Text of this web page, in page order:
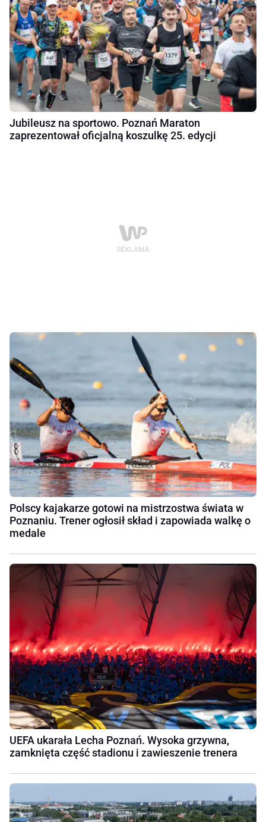
Jubileusz na sportowo. Poznań Maraton
zaprezentował oficjalną koszulkę 25. edycji
Polscy kajakarze gotowi na mistrzostwa świata w
Poznaniu. Trener ogłosił skład i zapowiada walkę o
medale
UEFA ukarała Lecha Poznań. Wysoka grzywna,
zamknięta część stadionu i zawieszenie trenera